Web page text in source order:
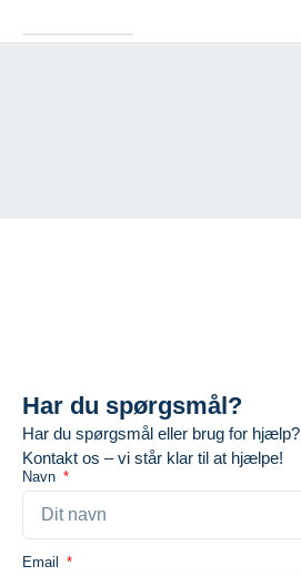
Har du spørgsmål?
Har du spørgsmål eller brug for hjælp?
Kontakt os – vi står klar til at hjælpe!
Navn
Email